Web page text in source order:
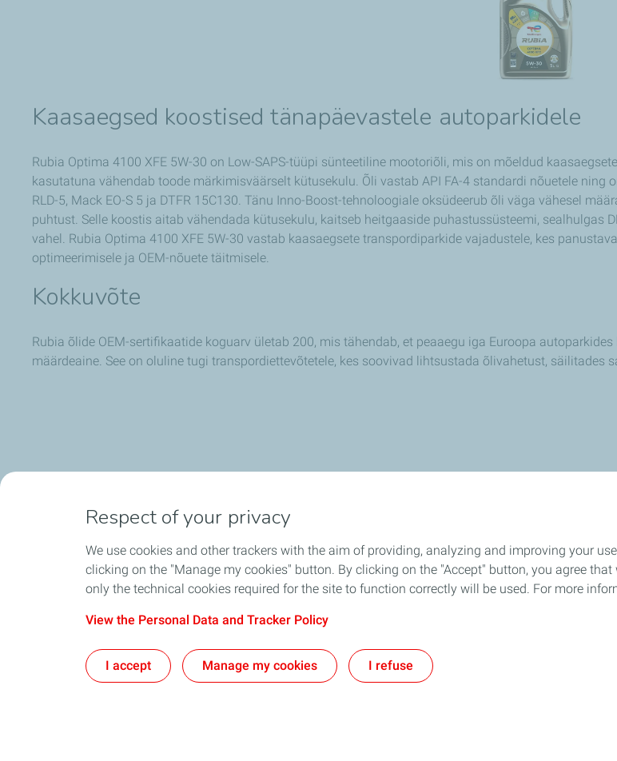
Kaasaegsed koostised tänapäevastele autoparkidele
Rubia Optima 4100 XFE 5W-30 on Low-SAPS-tüüpi sünteetiline mootoriõli, mis on mõeldud
kasutatuna vähendab toode märkimisväärselt kütusekulu. Õli vastab API FA-4 standardi nõuetele ning
RLD-5, Mack EO-S 5 ja DTFR 15C130. Tänu Inno-Boost-tehnoloogiale oksüdeerub õli väga vähesel
puhtust. Selle koostis aitab vähendada kütusekulu, kaitseb heitgaaside puhastussüsteemi,
vahel. Rubia Optima 4100 XFE 5W-30 vastab kaasaegsete transpordiparkide vajadustele, kes
optimeerimisele ja OEM-nõuete täitmisele.
Kokkuvõte
Rubia õlide OEM-sertifikaatide koguarv ületab 200, mis tähendab, et peaaegu iga Euroopa
määrdeaine. See on oluline tugi transpordiettevõtetele, kes soovivad lihtsustada õlivahetust,
Respect of your privacy
We use cookies and other trackers with the aim of providing, analyzing and improving your
clicking on the "Manage my cookies" button. By clicking on the "Accept" button, you agree
only the technical cookies required for the site to function correctly will be used. For more
View the Personal Data and Tracker Policy
I accept Manage my cookies I refuse